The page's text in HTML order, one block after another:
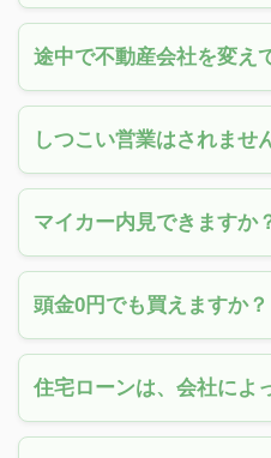
途中で不動産会社を変え
しつこい営業はされませ
マイカー内見できますか
頭金0円でも買えますか？
住宅ローンは、会社によ